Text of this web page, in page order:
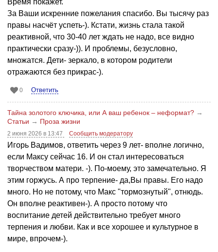
За Ваши искренние пожелания спасибо. Вы тысячу раз
правы насчёт успеть-). Кстати, жизнь стала такой
реактивной, что 30-40 лет ждать не надо, все видно
практически сразу-)). И проблемы, безусловно,
множатся. Дети- зеркало, в котором родители
отражаются без прикрас-).
0 Ответить
Тайна золотого ключика, или А ваш ребенок – неформат? →
Статьи → Проза жизни
2 июня 2026 в 13:47 Сообщить модератору
Игорь Вадимов, ответить через 9 лет- вполне логично,
если Максу сейчас 16. И он стал интересоваться
творчеством матери. -). По-моему, это замечательно. Я
этим горжусь. А про терпение- да,Вы правы. Его надо
много. Но не потому, что Макс "тормознутый", отнюдь.
Он вполне реактивен-). А просто потому что
воспитание детей действительно требует много
терпения и любви. Как и все хорошее и культурное в
мире, впрочем-).